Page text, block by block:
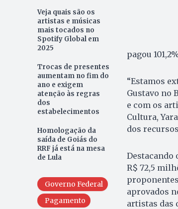
Veja quais são os
artistas e músicas
mais tocados no
Spotify Global em
2025
Trocas de presentes
aumentam no fim do
ano e exigem
atenção às regras
dos
estabelecimentos
Homologação da
saída de Goiás do
RRF já está na mesa
de Lula
Governo Federal
Pagamento
pagou
“Estamos
Gustavo no
e com os
Cultura,
dos
Destacando
R$ 72,5
aprovados
artistas das